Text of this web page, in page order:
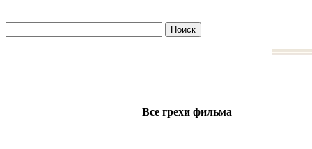
Все грехи фильма